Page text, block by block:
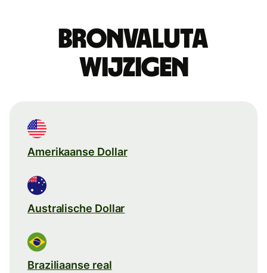
Bronvaluta
wijzigen
Amerikaanse Dollar
Australische Dollar
Braziliaanse real